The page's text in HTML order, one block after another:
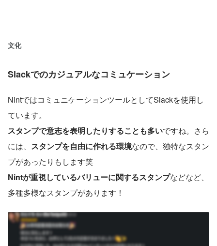
文化
Slackでのカジュアルなコミュケーション
NintではコミュニケーションツールとしてSlackを使用し
ています。
スタンプで意志を表明したりすることも多いですね。さら
には、 スタンプを自由に作れる環境なので、独特なスタン
プがあったりもします笑
Nintが重視しているバリューに関するスタンプなどなど、
多種多様なスタンプがあります！